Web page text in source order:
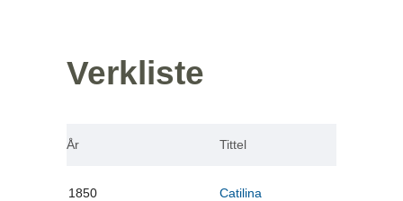
Verkliste
År Tittel
1850 Catilina